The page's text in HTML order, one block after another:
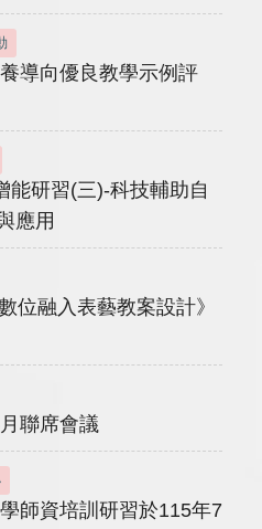
導向優良教學示例評
能研習(三)-科技輔助自
應用
位融入表藝教案設計》
聯席會議
師資培訓研習於115年7